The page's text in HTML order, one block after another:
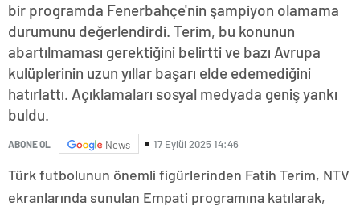
bir programda Fenerbahçe'nin şampiyon olamama
durumunu değerlendirdi. Terim, bu konunun
abartılmaması gerektiğini belirtti ve bazı Avrupa
kulüplerinin uzun yıllar başarı elde edemediğini
hatırlattı. Açıklamaları sosyal medyada geniş yankı
buldu.
ABONE OL News 17 Eylül 2025 14:46
Türk futbolunun önemli figürlerinden Fatih Terim, NTV
ekranlarında sunulan Empati programına katılarak,